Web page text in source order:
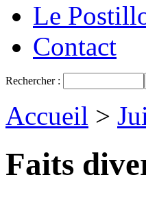
Le
Contact
Rechercher :
Accueil >
Faits